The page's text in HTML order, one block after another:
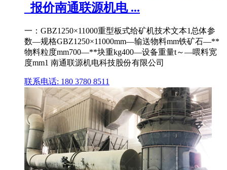
_报价南通联源机电 ...
一：GBZ1250×11000重型板式给矿机技术文本1总体参
数—规格GBZ1250×11000mm—输送物料mm铁矿石—**
物料粒度mm700—**块重kg400—设备重量t～—喂料宽
度mm1 南通联源机电科技股份有限公司
联系电话: 180 3780 8511